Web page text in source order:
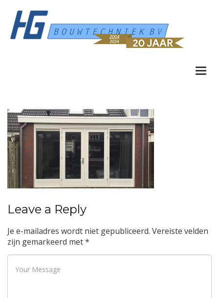
Leave a Reply
Je e-mailadres wordt niet gepubliceerd. Vereiste velden
zijn gemarkeerd met*